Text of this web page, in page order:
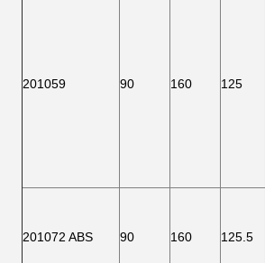
201059 90 160 125
201072 ABS 90 160 125.5